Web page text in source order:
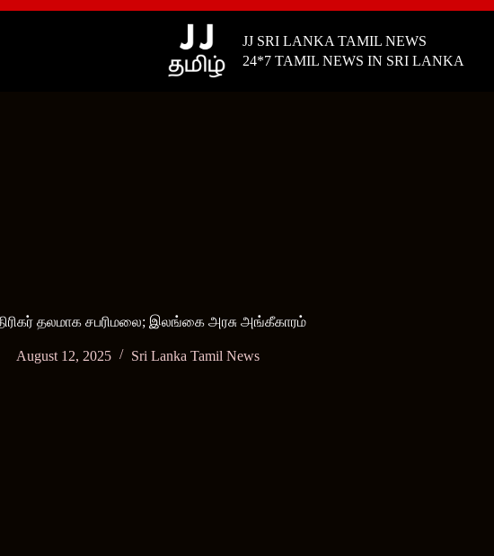
JJ SRI LANKA TAMIL NEWS
24*7 TAMIL NEWS IN SRI LANKA
தலமாக சபரிமலை; இலங்கை அரசு அங்கீகாரம்
August 12, 2025 Sri Lanka Tamil News